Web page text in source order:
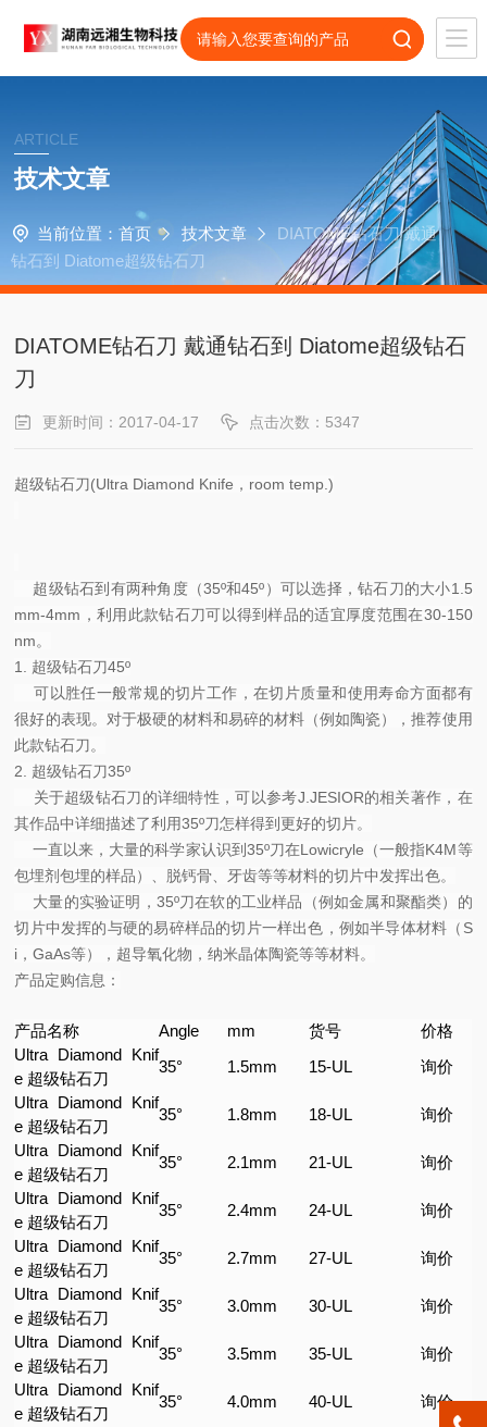
ARTICLE
技术文章
当前位置： 首页 技术文章
DIATOME钻石刀 戴通
钻石到 Diatome超级钻石刀
DIATOME钻石刀 戴通钻石到 Diatome超级钻石
刀
更新时间：2017-04-17 点击次数：5347
超级钻石刀(Ultra Diamond Knife，room temp.)
超级钻石到有两种角度（35º和45º）可以选择，钻石刀的大小1.5
mm-4mm，利用此款钻石刀可以得到样品的适宜厚度范围在30-150
nm。
1. 超级钻石刀45º
可以胜任一般常规的切片工作，在切片质量和使用寿命方面都有
很好的表现。对于极硬的材料和易碎的材料（例如陶瓷），推荐使用
此款钻石刀。
2. 超级钻石刀35º
关于超级钻石刀的详细特性，可以参考J.JESIOR的相关著作，在
其作品中详细描述了利用35º刀怎样得到更好的切片。
一直以来，大量的科学家认识到35º刀在Lowicryle（一般指K4M等
包埋剂包埋的样品）、脱钙骨、牙齿等等材料的切片中发挥出色。
大量的实验证明，35º刀在软的工业样品（例如金属和聚酯类）的
切片中发挥的与硬的易碎样品的切片一样出色，例如半导体材料（S
i，GaAs等），超导氧化物，纳米晶体陶瓷等等材料。
产品定购信息：
产品名称 Angle mm 货号
价格
Ultra Diamond Knif
e 超级钻石刀
35° 1.5mm 15-UL
询价
Ultra Diamond Knif
e 超级钻石刀
35° 1.8mm 18-UL
询价
Ultra Diamond Knif
e 超级钻石刀
35° 2.1mm 21-UL
询价
Ultra Diamond Knif
e 超级钻石刀
35° 2.4mm 24-UL
询价
Ultra Diamond Knif
e 超级钻石刀
35° 2.7mm 27-UL
询价
Ultra Diamond Knif
e 超级钻石刀
35° 3.0mm 30-UL
询价
Ultra Diamond Knif
e 超级钻石刀
35° 3.5mm 35-UL
询价
Ultra Diamond Knif
e 超级钻石刀
35° 4.0mm 40-UL
询价